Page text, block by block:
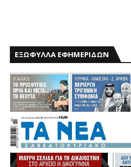
ΕΞΩΦΥΛΛΑ ΕΦΗΜΕΡΙΔΩΝ